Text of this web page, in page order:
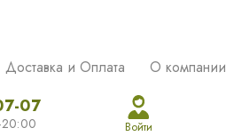
Доставка и Оплата О компании
07
Войти